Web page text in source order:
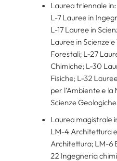
Laurea triennale in:
L-7 Lauree in
L-17 Lauree in
Lauree in Scienze
Forestali; L-27
Chimiche; L-30
Fisiche; L-32
per l’Ambiente e
Scienze Geologiche
Laurea magistrale
LM-4 Architettura
Architettura; LM-6
22 Ingegneria